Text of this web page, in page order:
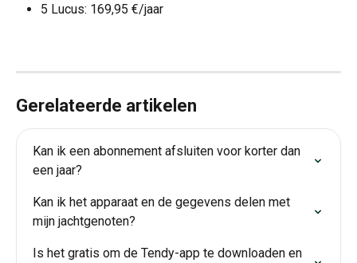
5 Lucus: 169,95 €/jaar
Gerelateerde artikelen
Kan ik een abonnement afsluiten voor korter dan
een jaar?
Kan ik het apparaat en de gegevens delen met
mijn jachtgenoten?
Is het gratis om de Tendy-app te downloaden en